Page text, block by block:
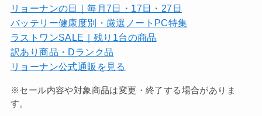
リョーナンの日｜毎月7日・17日・27日
バッテリー健康度別・厳選ノートPC特集
ラストワンSALE｜残り1台の商品
訳あり商品・Dランク品
リョーナン公式通販を見る
※セール内容や対象商品は変更・終了する場合がありま
す。